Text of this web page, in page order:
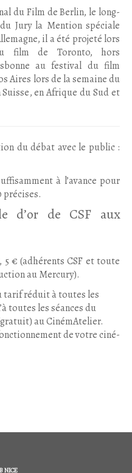
du Film de Berlin, le long-
Jury la Mention spéciale
il a été projeté lors
film de Toronto, hors
au festival du film
Aires lors de la semaine du
en Afrique du Sud et
du débat avec le public :
à l’avance pour
précises.
d’or de CSF aux
5 € (adhérents CSF et toute
au Mercury).
tarif réduit à toutes les
toutes les séances du
au CinémAtelier.
de votre ciné-
NICE